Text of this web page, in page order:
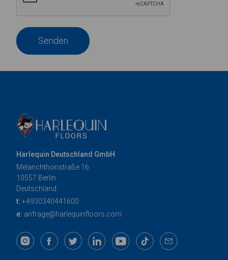
Senden
Harlequin Deutschland GmbH
Melanchthonstraße 16
10557 Berlin
Deutschland
t: +4930340441600
e: anfrage@harlequinfloors.com